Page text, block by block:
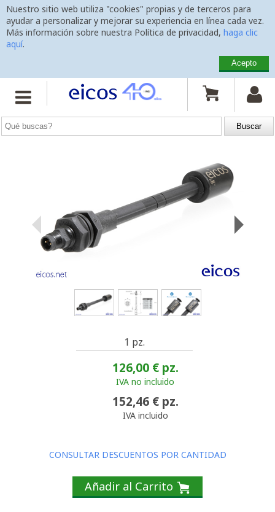
Nuestro sitio web utiliza "cookies" propias y de terceros para
ayudar a personalizar y mejorar su experiencia en línea cada vez.
Más información sobre nuestra Política de privacidad, haga clic
aquí.
Acepto
 
Inicio >Sensores de Nivel >Montaje Vertical > LE401-M12
Sensor de Nivel LE401-M12
con varilla 400mm, conexión
1 pz.
126,00 € pz.
IVA no incluido
152,46 € pz.
IVA incluido
CONSULTAR DESCUENTOS POR CANTIDAD
Añadir al Carrito